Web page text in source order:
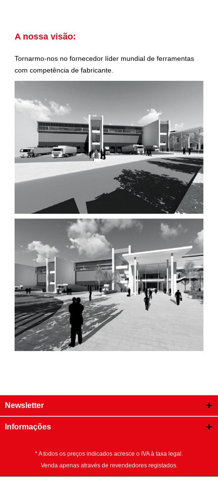
A nossa visão:
Tornarmo-nos no fornecedor líder mundial de ferramentas
com competência de fabricante.
Newsletter
Informações
* A todos os preços indicados acresce o IVA à taxa legal.
Venda apenas através de revendedores registados.